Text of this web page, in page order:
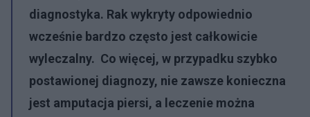
diagnostyka. Rak wykryty odpowiednio
wcześnie bardzo często jest całkowicie
wyleczalny. Co więcej, w przypadku szybko
postawionej diagnozy, nie zawsze konieczna
jest amputacja piersi, a leczenie można